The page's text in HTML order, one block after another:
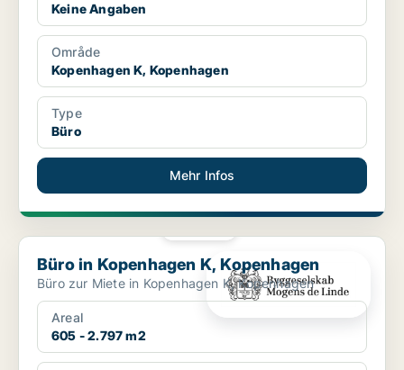
Keine Angaben
Område
Kopenhagen K, Kopenhagen
Type
Büro
Mehr Infos
Büro in Kopenhagen K, Kopenhagen
Büro in Kopenhagen K, Kopenhagen
Büro zur Miete in Kopenhagen K, Kopenhagen
Areal
605 - 2.797 m2